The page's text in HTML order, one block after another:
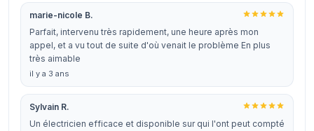
marie-nicole B.
Parfait, intervenu très rapidement, une heure après mon
appel, et a vu tout de suite d'où venait le problème En plus
très aimable
il y a 3 ans
Sylvain R.
Un électricien efficace et disponible sur qui l'ont peut compté